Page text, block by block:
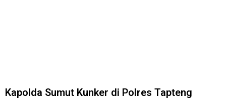
Kapolda Sumut Kunker di Polres Tapteng